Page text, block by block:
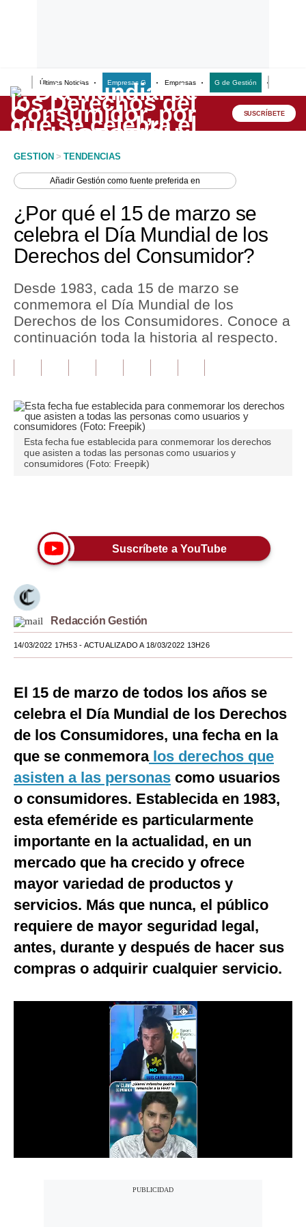
Últimas Noticias Empresas G Empresas G de Gestión
Lo último
Peru Quiosco
Economía
Mercados
Política
Tu Dinero
Finanzas Personales
Plus G
Opinión
Editorial
Tendencias
Viajes
Moda
Estilos
Mundo
EEUU
México
España
Internacional
Tecnología
Club del Suscriptor
Mix
G de Gestión
Notas Contratadas
Términos
SUSCRÍBETE
GESTION > TENDENCIAS
AñadirGestión como fuente preferida en
¿Por qué el 15 de marzo se
celebra el Día Mundial de los
Derechos del Consumidor?
Desde 1983, cada 15 de marzo se
conmemora el Día Mundial de los
Derechos de los Consumidores. Conoce a
continuación toda la historia al respecto.
Esta fecha fue establecida para conmemorar los derechos
que asisten a todas las personas como usuarios y
consumidores (Foto: Freepik)
Suscríbete a YouTube
Redacción Gestión
14/03/2022 17H53- ACTUALIZADO A 18/03/2022 13H26
El 15 de marzo de todos los años se
celebra el Día Mundial de los Derechos
de los Consumidores, una fecha en la
que se conmemoralos derechos que
asisten a las personas como usuarios
o consumidores. Establecida en 1983,
esta efeméride es particularmente
importante en la actualidad, en un
mercado que ha crecido y ofrece
mayor variedad de productos y
servicios. Más que nunca, el público
requiere de mayor seguridad legal,
antes, durante y después de hacer sus
compras o adquirir cualquier servicio.